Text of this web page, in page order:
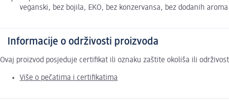
veganski, bez bojila, EKO, bez konzervansa, bez dodanih aroma
Informacije o održivosti proizvoda
Ovaj proizvod posjeduje certifikat ili oznaku zaštite okoliša ili
Više o pečatima i certifikatima